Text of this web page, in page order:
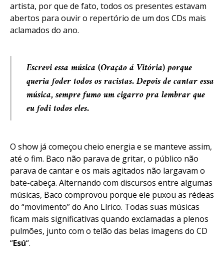
artista, por que de fato, todos os presentes estavam
abertos para ouvir o repertório de um dos CDs mais
aclamados do ano.
Escrevi essa música (Oração á Vitória) porque
queria foder todos os racistas. Depois de cantar essa
música, sempre fumo um cigarro pra lembrar que
eu fodi todos eles.
O show já começou cheio energia e se manteve assim,
até o fim. Baco não parava de gritar, o público não
parava de cantar e os mais agitados não largavam o
bate-cabeça. Alternando com discursos entre algumas
músicas, Baco comprovou porque ele puxou as rédeas
do “movimento” do Ano Lírico. Todas suas músicas
ficam mais significativas quando exclamadas a plenos
pulmões, junto com o telão das belas imagens do CD
“Esú“.